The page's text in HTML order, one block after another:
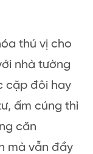
thú vị cho
nhà tường
cặp đôi hay
ấm cúng thì
căn
mà vẫn đầy